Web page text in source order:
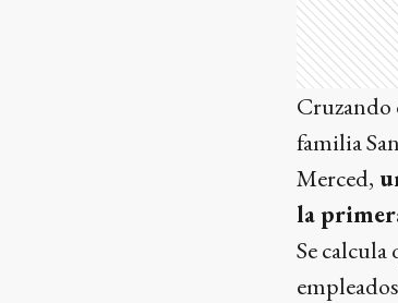
Cruzando
familia
Merced,
la
Se